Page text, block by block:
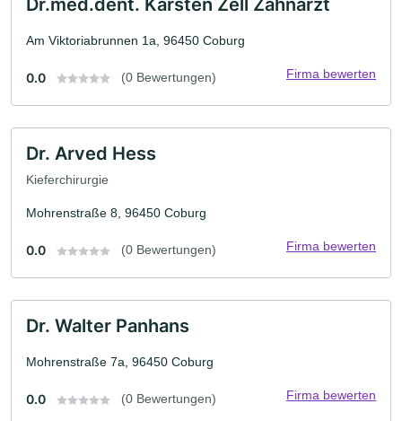
Am Viktoriabrunnen 1a, 96450 Coburg
0.0 (0 Bewertungen) Firma bewerten
Dr. Arved Hess
Kieferchirurgie
Mohrenstraße 8, 96450 Coburg
0.0 (0 Bewertungen) Firma bewerten
Dr. Walter Panhans
Mohrenstraße 7a, 96450 Coburg
0.0 (0 Bewertungen) Firma bewerten